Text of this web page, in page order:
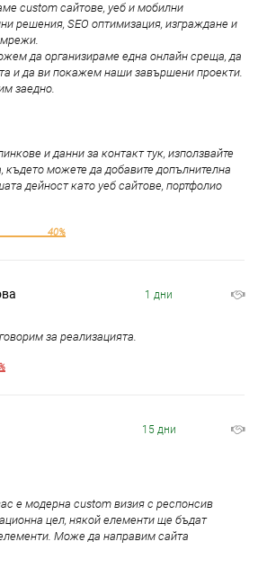
custom сайтове, уеб и мобилни
решения, SEO оптимизация, изграждане и
да организираме една онлайн среща, да
и да ви покажем наши завършени проекти.
заедно.
и данни за контакт тук, използвайте
където можете да добавите допълнителна
дейност като уеб сайтове, портфолио
40%
за реализацията.
1 дни
е модерна custom визия с респонсив
цел, някой елементи ще бъдат
Може да направим сайта
15 дни